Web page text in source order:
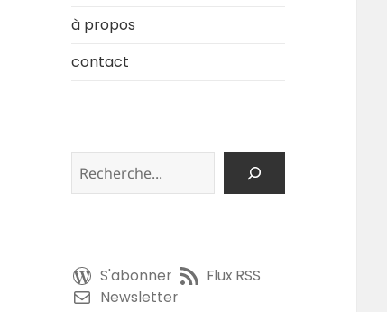
à propos
contact
S'abonner
Flux RSS
Newsletter